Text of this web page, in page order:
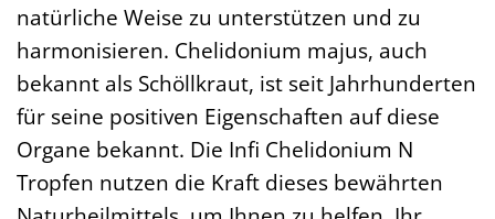
natürliche Weise zu unterstützen und zu
harmonisieren. Chelidonium majus, auch
bekannt als Schöllkraut, ist seit Jahrhunderten
für seine positiven Eigenschaften auf diese
Organe bekannt. Die Infi Chelidonium N
Tropfen nutzen die Kraft dieses bewährten